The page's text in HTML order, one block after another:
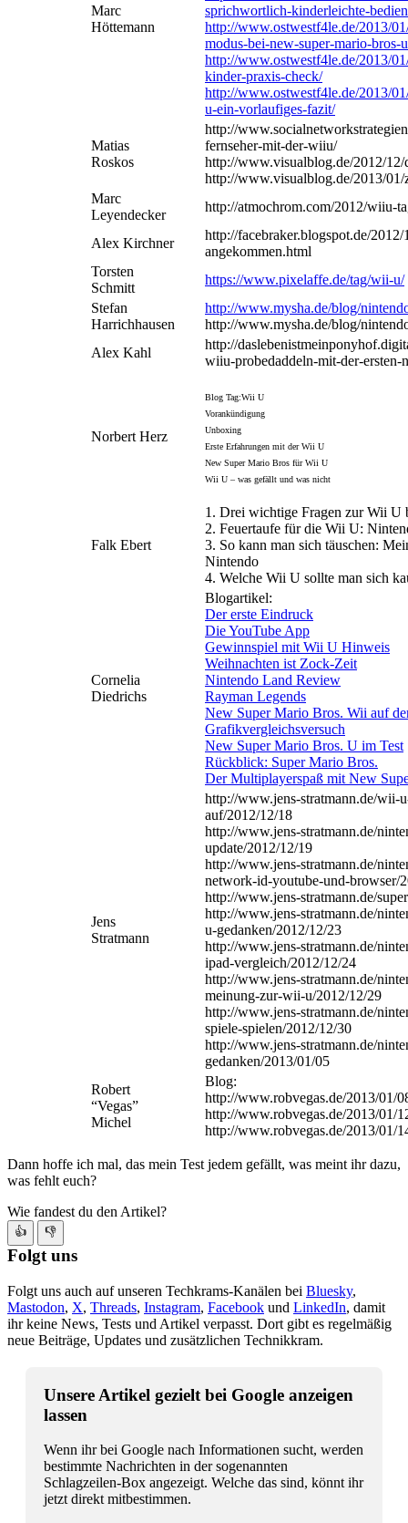
Marc
Höttemann
sprichwortlich-kinderleichte-
http://www.ostwestf4le.de/2013/
modus-bei-new-super-mario-bros-
http://www.ostwestf4le.de/2013/
kinder-praxis-check/
http://www.ostwestf4le.de/2013/
u-ein-vorlaufiges-fazit/
Matias
Roskos
http://
fernseher-mit-der-wiiu/
http://www.visualblog.de/2012/
http://www.visualblog.de/2013/
Marc
Leyendecker
http://atmochrom.com/2012/wiiu-
Alex Kirchner
http://facebraker.blogspot.de/
angekommen.html
Torsten
Schmitt
https://www.pixelaffe.de/tag/wii-u/
Stefan
Harrichhausen
http://www.mysha.de/blog/
http://www.mysha.de/blog/
Alex Kahl
http://
wiiu-probedaddeln-mit-der-ersten-
Norbert Herz
Blog Tag:Wii U
Vorankündigung
Unboxing
Erste Erfahrungen mit der Wii U
New Super Mario Bros für Wii U
Wii U – was gefällt und was nicht
Falk Ebert
1. Drei wichtige Fragen zur Wii U
2. Feuertaufe für die Wii U:
3. So kann man sich täuschen:
Nintendo
4. Welche Wii U sollte man sich
Cornelia
Diedrichs
Blogartikel:
Der erste Eindruck
Die YouTube App
Gewinnspiel mit Wii U Hinweis
Weihnachten ist Zock-Zeit
Nintendo Land Review
Rayman Legends
New Super Mario Bros. Wii auf
Grafikvergleichsversuch
New Super Mario Bros. U im Test
Rückblick: Super Mario Bros.
Der Multiplayerspaß mit New
Jens
Stratmann
http://www.jens-stratmann.de/wii-
auf/2012/12/18
http://www.jens-stratmann.de/
update/2012/12/19
http://www.jens-stratmann.de/
network-id-youtube-und-browser/
http://www.jens-stratmann.de/
http://www.jens-stratmann.de/
u-gedanken/2012/12/23
http://www.jens-stratmann.de/
ipad-vergleich/2012/12/24
http://www.jens-stratmann.de/
meinung-zur-wii-u/2012/12/29
http://www.jens-stratmann.de/
spiele-spielen/2012/12/30
http://www.jens-stratmann.de/
gedanken/2013/01/05
Robert
“Vegas”
Michel
Blog:
http://www.robvegas.de/2013/01/
http://www.robvegas.de/2013/01/
http://www.robvegas.de/2013/01/
Dann hoffe ich mal, das mein Test jedem gefällt, was meint ihr dazu,
was fehlt euch?
Wie fandest du den Artikel?
👍 👎
Folgt uns
Folgt uns auch auf unseren Techkrams-Kanälen bei Bluesky,
Mastodon, X, Threads, Instagram, Facebook und LinkedIn, damit
ihr keine News, Tests und Artikel verpasst. Dort gibt es regelmäßig
neue Beiträge, Updates und zusätzlichen Technikkram.
Unsere Artikel gezielt bei Google anzeigen
lassen
Wenn ihr bei Google nach Informationen sucht, werden
bestimmte Nachrichten in der sogenannten
Schlagzeilen-Box angezeigt. Welche das sind, könnt ihr
jetzt direkt mitbestimmen.